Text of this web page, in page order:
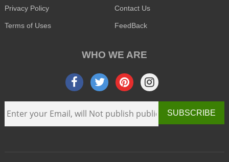
Privacy Policy
Terms of Uses
Contact Us
FeedBack
WHO WE ARE
SUBSCRIBE